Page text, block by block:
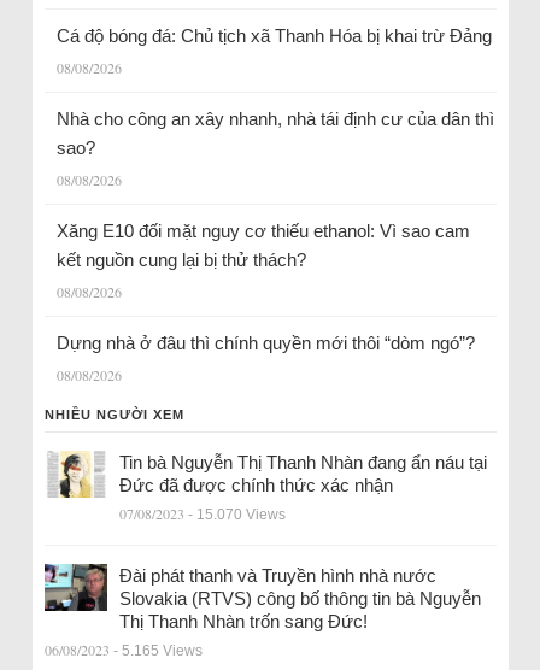
Cá độ bóng đá: Chủ tịch xã Thanh Hóa bị khai trừ Đảng
08/08/2026
Nhà cho công an xây nhanh, nhà tái định cư của dân thì
sao?
08/08/2026
Xăng E10 đối mặt nguy cơ thiếu ethanol: Vì sao cam
kết nguồn cung lại bị thử thách?
08/08/2026
Dựng nhà ở đâu thì chính quyền mới thôi “dòm ngó”?
08/08/2026
NHIỀU NGƯỜI XEM
Tin bà Nguyễn Thị Thanh Nhàn đang ẩn náu tại
Đức đã được chính thức xác nhận
07/08/2023 - 15.070 Views
Đài phát thanh và Truyền hình nhà nước
Slovakia (RTVS) công bố thông tin bà Nguyễn
Thị Thanh Nhàn trốn sang Đức!
06/08/2023 - 5.165 Views